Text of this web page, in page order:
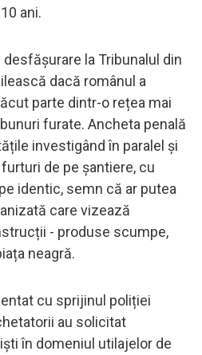
ani.
la Tribunalul din
dacă românul a
parte dintr-o rețea mai
furate. Ancheta penală
investigând în paralel și
de pe șantiere, cu
identic, semn că ar putea
care vizează
- produse scumpe,
neagră.
cu sprijinul poliției
au solicitat
în domeniul utilajelor de